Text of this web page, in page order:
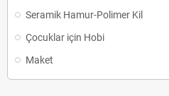
Seramik Hamur-Polimer Kil
Çocuklar için Hobi
Maket